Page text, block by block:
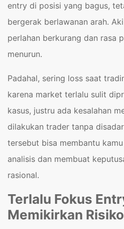
entry di posisi yang bagus,
bergerak berlawanan arah.
perlahan berkurang dan rasa
menurun.
Padahal, sering loss saat
karena market terlalu sulit
kasus, justru ada kesalahan
dilakukan trader tanpa
tersebut bisa membantu
analisis dan membuat
rasional.
Terlalu Fokus
Memikirkan Risiko